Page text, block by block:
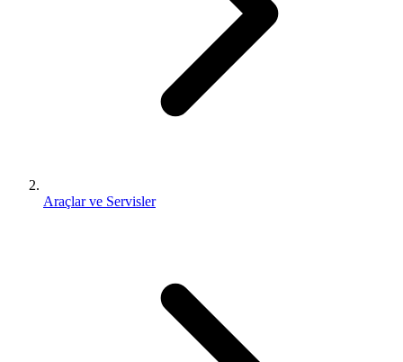
Araçlar ve Servisler